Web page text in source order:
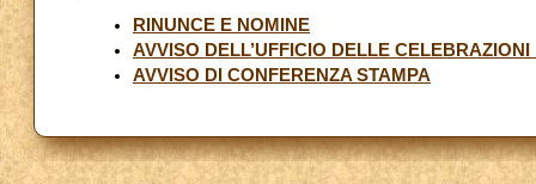
RINUNCE E NOMINE
AVVISO DELL’UFFICIO DELLE
AVVISO DI CONFERENZA STAMPA